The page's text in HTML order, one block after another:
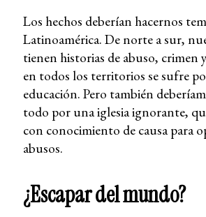
Los hechos deberían hacernos
Latinoamérica. De norte a sur,
tienen historias de abuso, crimen
en todos los territorios se sufre
educación. Pero también
todo por una iglesia ignorante,
con conocimiento de causa para
abusos.
¿Escapar del mundo?